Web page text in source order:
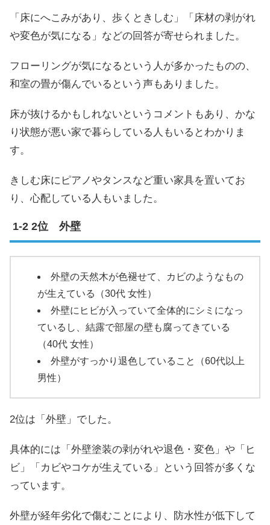
「床にへこみがあり、歩くときしむ」「床材の剥がれ
や変色が気になる」などの回答が寄せられました。
フローリングが気になるという人が多かったものの、
和室の畳が傷んでいるという声もありました。
床が抜けるかもしれないというコメントもあり、かな
り状態が悪い家で暮らしている人もいるとわかりま
す。
きしむ床にピアノやタンスなど重い家具を置いてお
り、心配している人もいました。
2位 外壁
外壁の天然木が色褪せて、カビのようなもの
が生えている（30代 女性）
外壁にヒビが入っていて全体的にシミになっ
ているし、結露で部屋の壁も腐ってきている
（40代 女性）
外壁がすっかり退色していること（60代以上
男性）
2位は「外壁」でした。
具体的には「外壁塗装の剥がれや退色・変色」や「ヒ
ビ」「カビやコケが生えている」という回答が多くな
っています。
外壁が経年劣化で傷むことにより、防水性が低下して